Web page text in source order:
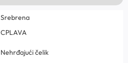
Srebrena
CPLAVA
Nehrđajući čelik